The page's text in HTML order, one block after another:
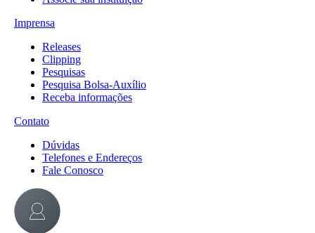
Imprensa
Releases
Clipping
Pesquisas
Pesquisa Bolsa-Auxílio
Receba informações
Contato
Dúvidas
Telefones e Endereços
Fale Conosco